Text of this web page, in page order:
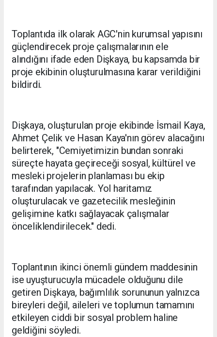
Toplantıda ilk olarak AGC'nin kurumsal yapısını
güçlendirecek proje çalışmalarının ele
alındığını ifade eden Dişkaya, bu kapsamda bir
proje ekibinin oluşturulmasına karar verildiğini
bildirdi.
Dişkaya, oluşturulan proje ekibinde İsmail Kaya,
Ahmet Çelik ve Hasan Kaya'nın görev alacağını
belirterek, "Cemiyetimizin bundan sonraki
süreçte hayata geçireceği sosyal, kültürel ve
mesleki projelerin planlaması bu ekip
tarafından yapılacak. Yol haritamız
oluşturulacak ve gazetecilik mesleğinin
gelişimine katkı sağlayacak çalışmalar
önceliklendirilecek." dedi.
Toplantının ikinci önemli gündem maddesinin
ise uyuşturucuyla mücadele olduğunu dile
getiren Dişkaya, bağımlılık sorununun yalnızca
bireyleri değil, aileleri ve toplumun tamamını
etkileyen ciddi bir sosyal problem haline
geldiğini söyledi.